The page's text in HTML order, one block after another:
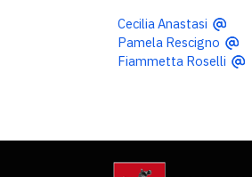
Cecilia Anastasi
Pamela Rescigno
Fiammetta Roselli